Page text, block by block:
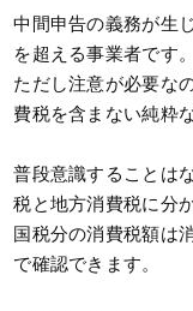
中間申告の義務が生
を超える事業者です。
ただし注意が必要な
費税を含まない純粋
普段意識することは
税と地方消費税に分
国税分の消費税額は
で確認できます。